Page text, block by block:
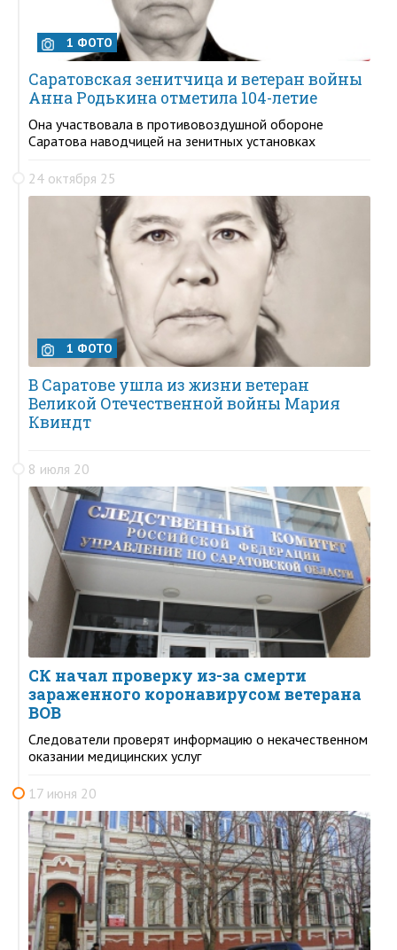
1 ФОТО
Саратовская зенитчица и ветеран войны
Анна Родькина отметила 104-летие
Она участвовала в противовоздушной обороне
Саратова наводчицей на зенитных установках
24 октября 25
1 ФОТО
В Саратове ушла из жизни ветеран
Великой Отечественной войны Мария
Квиндт
8 июля 20
СК начал проверку из-за смерти
зараженного коронавирусом ветерана
ВОВ
Следователи проверят информацию о некачественном
оказании медицинских услуг
17 июня 20